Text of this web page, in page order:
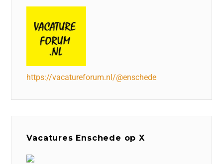
https://vacatureforum.nl/@enschede
Vacatures Enschede op X